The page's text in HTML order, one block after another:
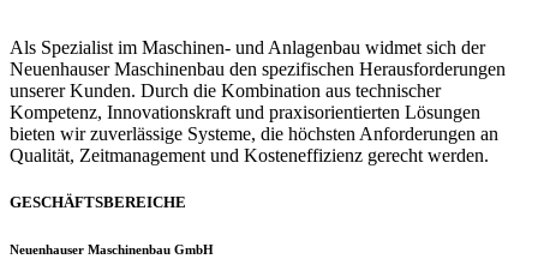
Als Spezialist im Maschinen- und Anlagenbau widmet sich der
Neuenhauser Maschinenbau den spezifischen Herausforderungen
unserer Kunden. Durch die Kombination aus technischer
Kompetenz, Innovationskraft und praxisorientierten Lösungen
bieten wir zuverlässige Systeme, die höchsten Anforderungen an
Qualität, Zeitmanagement und Kosteneffizienz gerecht werden.
GESCHÄFTSBEREICHE
Neuenhauser Maschinenbau GmbH